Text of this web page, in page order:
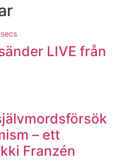
LIVE från
– ett
Franzén